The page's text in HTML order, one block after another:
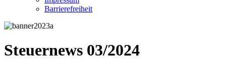
Barrierefreiheit
Steuernews 03/2024